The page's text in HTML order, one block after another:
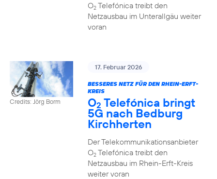
O2Telefónica treibt den
Netzausbau im Unterallgäu weiter
voran
Credits: Jörg Borm
17. Februar 2026
BESSERES NETZ FÜR DEN RHEIN-ERFT-
KREIS
O2 Telefónica bringt
5G nach Bedburg
Kirchherten
Der Telekommunikationsanbieter
O2Telefónica treibt den
Netzausbau im Rhein-Erft-Kreis
weiter voran